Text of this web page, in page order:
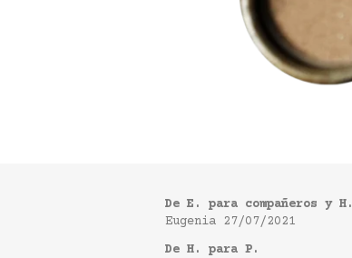
De E. para compañeros y H.
Eugenia 27/07/2021
De H. para P.